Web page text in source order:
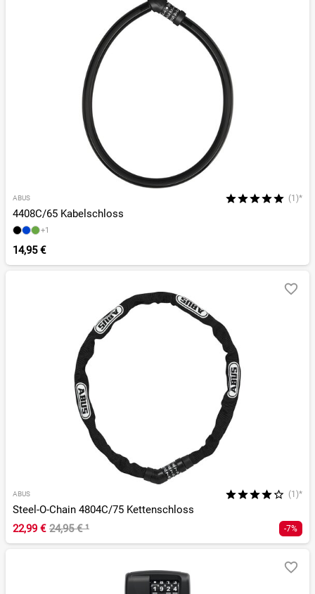
ABUS (1)*
4408C/65 Kabelschloss
+1
14,95 €
ABUS (1)*
Steel-O-Chain 4804C/75 Kettenschloss
22,99 € 24,95 €¹ -7%